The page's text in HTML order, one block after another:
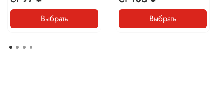
Выбрать Выбрать